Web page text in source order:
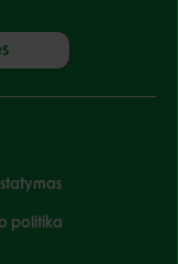
politika